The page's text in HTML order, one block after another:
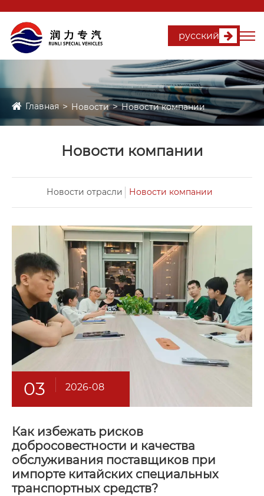
русский
Главная Новости Новости компании
Новости компании
Новости отрасли Новости компании
03 2026-08
Как избежать рисков
добросовестности и качества
обслуживания поставщиков при
импорте китайских специальных
транспортных средств?